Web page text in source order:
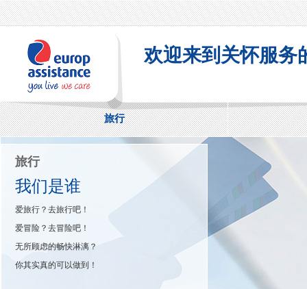
Skip to main content
欢迎来到关怀服务
旅行
家庭
优普人
生活处处精彩，关爱无处不在！
可感- 关爱是基于亲近与同理心的感知
可及- 关爱是基于有需要时的随时待命
可信-关爱是基于有问必复、使命必达的承诺